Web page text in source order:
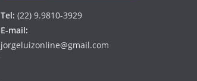
Tel: (22) 9.9810-3929
E-mail:
jorgeluizonline@gmail.com